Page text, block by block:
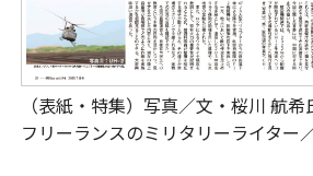
（表紙・特集）写真／文・桜川 航
フリーランスのミリタリーライター